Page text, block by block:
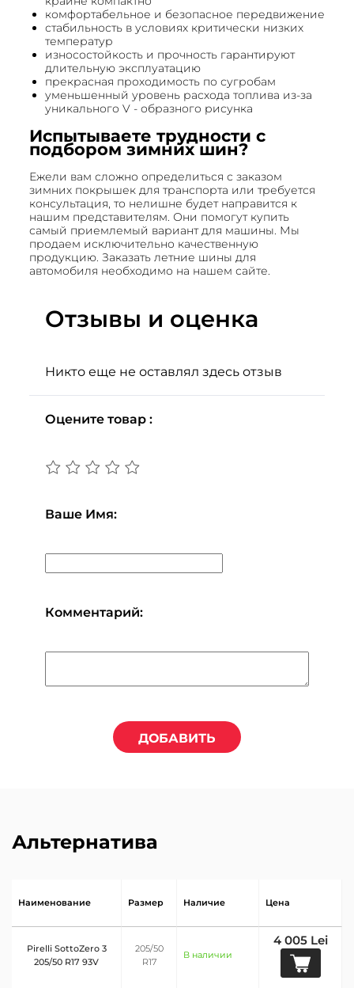
комфортабельное и безопасное передвижение
стабильность в условиях критически низких
температур
износостойкость и прочность гарантируют
длительную эксплуатацию
прекрасная проходимость по сугробам
уменьшенный уровень расхода топлива из-за
уникального V - образного рисунка
Испытываете трудности с
подбором зимних шин?
Ежели вам сложно определиться с заказом
зимних покрышек для транспорта или требуется
консультация, то нелишне будет направится к
нашим представителям. Они помогут купить
самый приемлемый вариант для машины. Мы
продаем исключительно качественную
продукцию. Заказать летние шины для
автомобиля необходимо на нашем сайте.
Отзывы и оценка
Никто еще не оставлял здесь отзыв
Оцените товар :
Ваше Имя:
Комментарий:
ДОБАВИТЬ
Альтернатива
Наименование Размер Наличие Цена
Pirelli SottoZero 3
205/50 R17 93V
205/50
R17
В наличии
4 005 Lei